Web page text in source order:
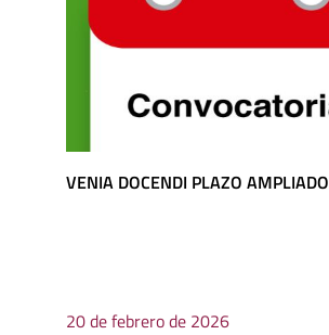
VENIA DOCENDI PLAZO AMPLIADO
20 de febrero de 2026